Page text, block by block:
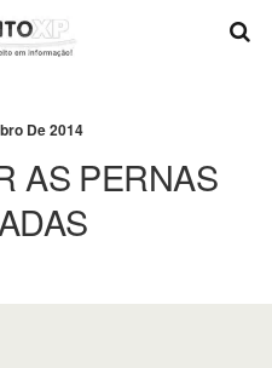
De 2014
AS PERNAS